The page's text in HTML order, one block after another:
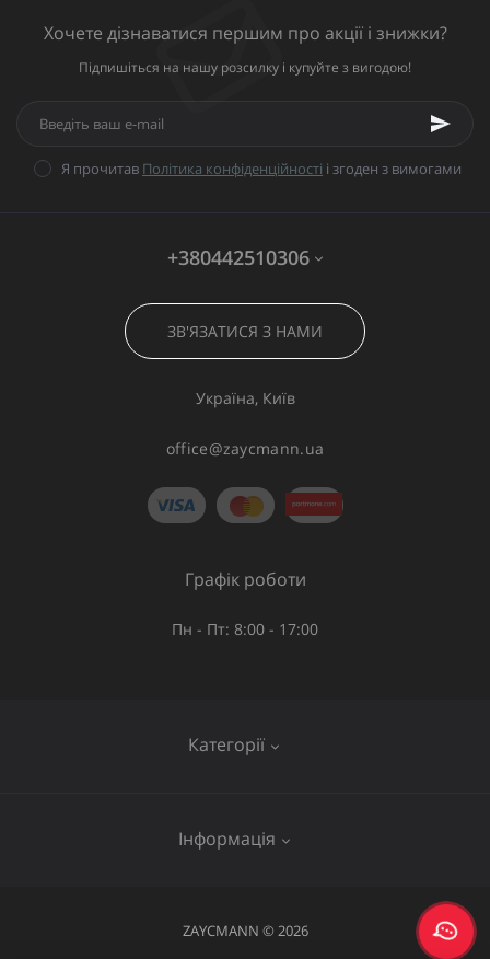
Хочете дізнаватися першим про акції і знижки?
Підпишіться на нашу розсилку і купуйте з вигодою!
Я прочитав Політика конфіденційності і згоден з вимогами
+380442510306
ЗВ'ЯЗАТИСЯ З НАМИ
Україна, Київ
office@zaycmann.ua
Категорії
Інформація
Послуги
Графік роботи
Пн - Пт: 8:00 - 17:00
ZAYCMANN © 2026